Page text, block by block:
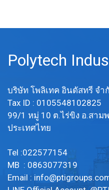
Polytech
บริษัท โพลิเทค อินดัสทรี จำ
Tax ID : 0105548102825
99/1 หมู่ 10 ต.ไร่ขิง อ.สาม
ประเทศไทย
Tel :022577154
MB : 0863077319
Email :